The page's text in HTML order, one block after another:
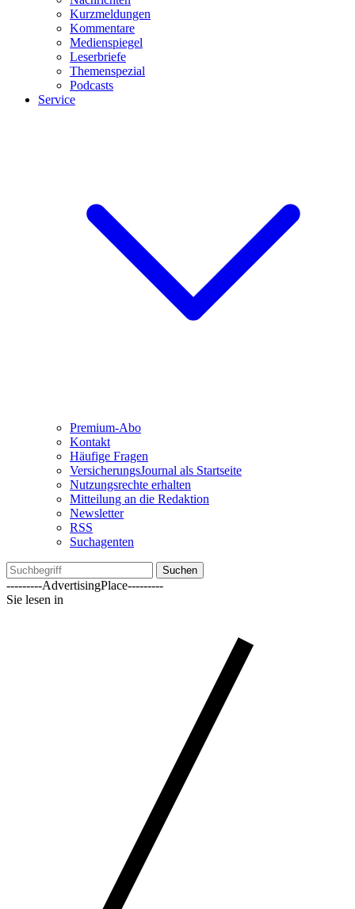
Kurzmeldungen
Kommentare
Medienspiegel
Leserbriefe
Themenspezial
Podcasts
Service
Premium-Abo
Kontakt
Häufige Fragen
VersicherungsJournal als Startseite
Nutzungsrechte erhalten
Mitteilung an die Redaktion
Newsletter
RSS
Suchagenten
Suchen
---------AdvertisingPlace---------
Sie lesen in